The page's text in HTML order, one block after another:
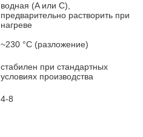
водная (A или C),
предварительно растворить при
нагреве
~230 °C (разложение)
стабилен при стандартных
условиях производства
4-8